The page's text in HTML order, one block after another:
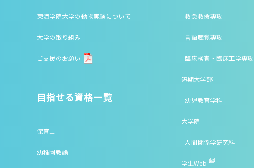
東海学院大学の動物実験について
大学の取り組み
ご支援のお願い
目指せる資格一覧
保育士
幼稚園教諭
- 救急救命専攻
- 言語聴覚専攻
- 臨床検査・臨床工学専攻
短期大学部
- 幼児教育学科
大学院
- 人間関係学研究科
学生Web